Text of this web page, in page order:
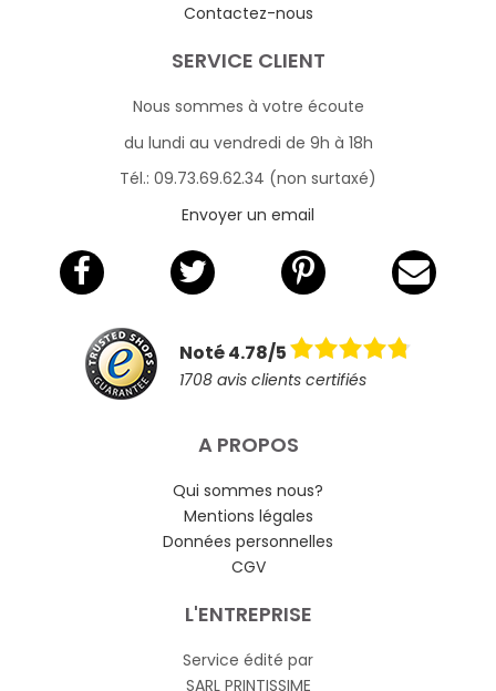
Contactez-nous
SERVICE CLIENT
Nous sommes à votre écoute
du lundi au vendredi de 9h à 18h
Tél.: 09.73.69.62.34 (non surtaxé)
Envoyer un email
Noté 4.78/5
1708 avis clients certifiés
A PROPOS
Qui sommes nous?
Mentions légales
Données personnelles
CGV
L'ENTREPRISE
Service édité par
SARL PRINTISSIME